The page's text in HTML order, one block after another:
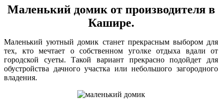
Маленький домик от производителя в
Кашире.
Маленький уютный домик станет прекрасным выбором для
тех, кто мечтает о собственном уголке отдыха вдали от
городской суеты. Такой вариант прекрасно подойдет для
обустройства дачного участка или небольшого загородного
владения.